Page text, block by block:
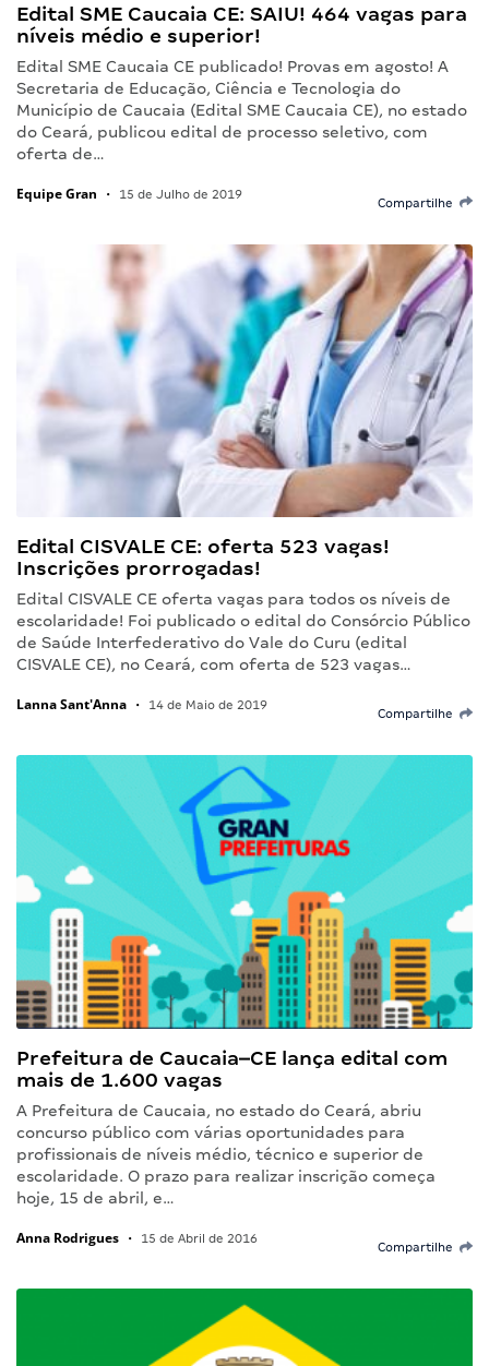
Edital SME Caucaia CE: SAIU! 464 vagas para
níveis médio e superior!
Edital SME Caucaia CE publicado! Provas em agosto! A
Secretaria de Educação, Ciência e Tecnologia do
Município de Caucaia (Edital SME Caucaia CE), no estado
do Ceará, publicou edital de processo seletivo, com
oferta de…
Equipe Gran • 15 de Julho de 2019
Compartilhe
Edital CISVALE CE: oferta 523 vagas!
Inscrições prorrogadas!
Edital CISVALE CE oferta vagas para todos os níveis de
escolaridade! Foi publicado o edital do Consórcio Público
de Saúde Interfederativo do Vale do Curu (edital
CISVALE CE), no Ceará, com oferta de 523 vagas…
Lanna Sant'Anna • 14 de Maio de 2019
Compartilhe
Prefeitura de Caucaia–CE lança edital com
mais de 1.600 vagas
A Prefeitura de Caucaia, no estado do Ceará, abriu
concurso público com várias oportunidades para
profissionais de níveis médio, técnico e superior de
escolaridade. O prazo para realizar inscrição começa
hoje, 15 de abril, e…
Anna Rodrigues • 15 de Abril de 2016
Compartilhe